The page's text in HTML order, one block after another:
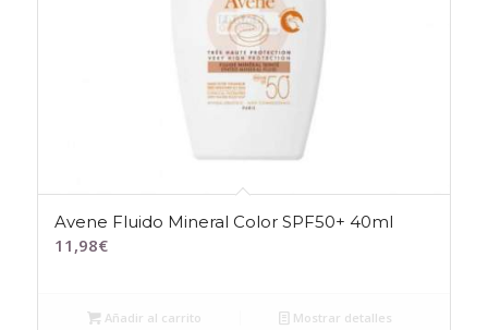
Avene Fluido Mineral Color SPF50+ 40ml
11,98€
Añadir al carrito Mostrar detalles